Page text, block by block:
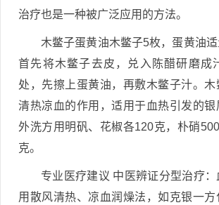
治疗也是一种被广泛应用的方法。
木鳖子蛋黄油木鳖子5枚，蛋黄油适
首先将木鳖子去皮，兑入陈醋研磨成
处，先擦上蛋黄油，再敷木鳖子汁。
清热凉血的作用，适用于血热引发的
外洗方用明矾、花椒各120克，朴硝
克。
专业医疗建议 中医辨证分型治疗
用散风清热、凉血润燥法，如克银一